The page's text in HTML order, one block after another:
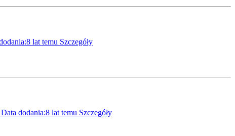
lat temu Szczegóły
Data dodania:8 lat temu Szczegóły